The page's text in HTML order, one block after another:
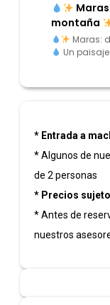
montaña
Maras:
Un
* Entrada a
* Algunos de
de 2 personas
* Precios
* Antes de
nuestros